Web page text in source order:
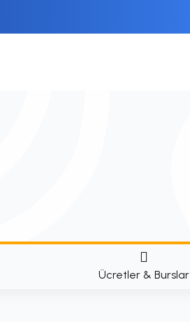
Ücretler & Burslar